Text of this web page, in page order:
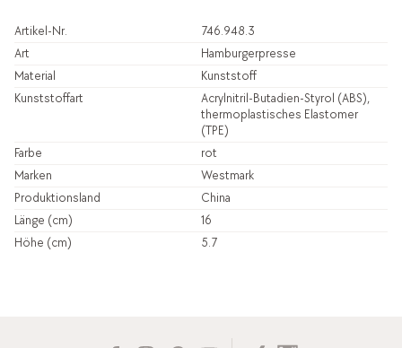
Artikel-Nr.
746.948.3
Art
Hamburgerpresse
Material
Kunststoff
Kunststoffart
Acrylnitril-Butadien-Styrol (ABS),
thermoplastisches Elastomer
(TPE)
Farbe
rot
Marken
Westmark
Produktionsland
China
Länge (cm)
16
Höhe (cm)
5.7